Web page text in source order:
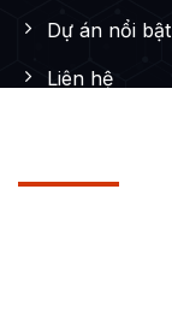
Dự án nổi bật
Liên hệ